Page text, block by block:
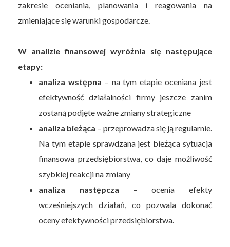
zakresie oceniania, planowania i reagowania na
zmieniające się warunki gospodarcze.
W analizie finansowej wyróżnia się następujące
etapy:
analiza wstępna – na tym etapie oceniana jest
efektywność działalności firmy jeszcze zanim
zostaną podjęte ważne zmiany strategiczne
analiza bieżąca – przeprowadza się ją regularnie.
Na tym etapie sprawdzana jest bieżąca sytuacja
finansowa przedsiębiorstwa, co daje możliwość
szybkiej reakcji na zmiany
analiza następcza – ocenia efekty
wcześniejszych działań, co pozwala dokonać
oceny efektywności przedsiębiorstwa.